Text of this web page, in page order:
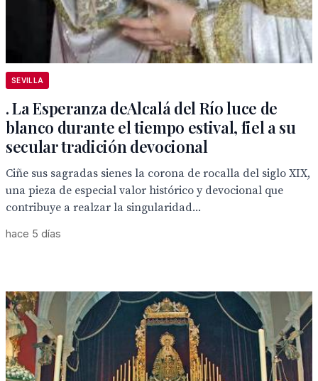
SEVILLA
. La Esperanza deAlcalá del Río luce de
blanco durante el tiempo estival, fiel a su
secular tradición devocional
Ciñe sus sagradas sienes la corona de rocalla del siglo XIX,
una pieza de especial valor histórico y devocional que
contribuye a realzar la singularidad...
hace 5 días